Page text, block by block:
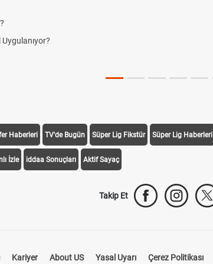
Haberleri TV'de Bugün Süper Lig Fikstür Süper Lig Haberleri
İzle iddaa Sonuçları Aktif Sayaç
Takip Et
Kariyer About US Yasal Uyarı Çerez Politikası